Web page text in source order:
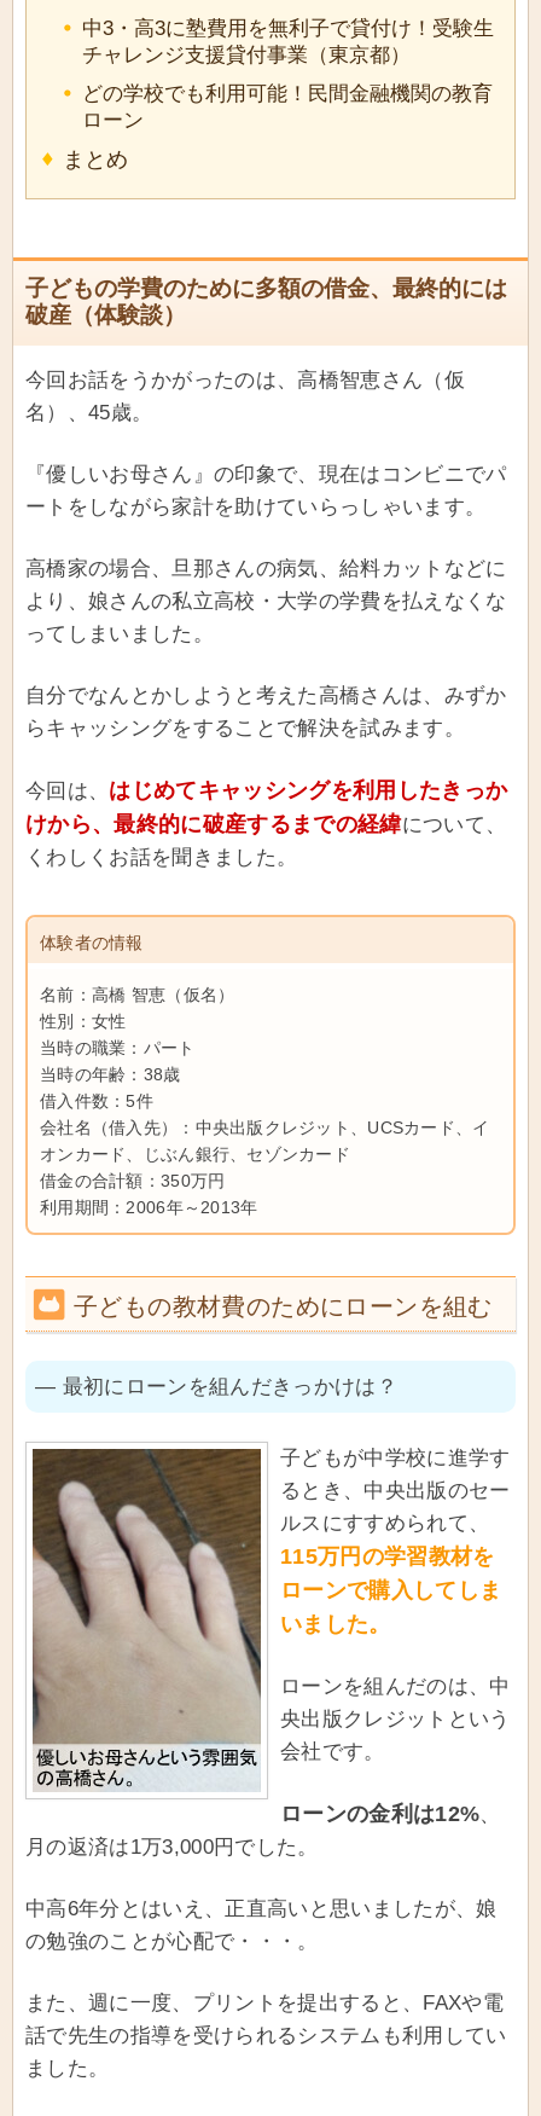
中3・高3に塾費用を無利子で貸付け！受験生
チャレンジ支援貸付事業（東京都）
どの学校でも利用可能！民間金融機関の教育
ローン
まとめ
子どもの学費のために多額の借金、最終的には
破産（体験談）
今回お話をうかがったのは、高橋智恵さん（仮
名）、45歳。
『優しいお母さん』の印象で、現在はコンビニでパ
ートをしながら家計を助けていらっしゃいます。
高橋家の場合、旦那さんの病気、給料カットなどに
より、娘さんの私立高校・大学の学費を払えなくな
ってしまいました。
自分でなんとかしようと考えた高橋さんは、みずか
らキャッシングをすることで解決を試みます。
今回は、 はじめてキャッシングを利用したきっか
けから、最終的に破産するまでの経緯について、
くわしくお話を聞きました。
体験者の情報
名前：高橋 智恵（仮名）
性別：女性
当時の職業：パート
当時の年齢：38歳
借入件数：5件
会社名（借入先）：中央出版クレジット、UCSカード、イ
オンカード、じぶん銀行、セゾンカード
借金の合計額：350万円
利用期間：2006年～2013年
子どもの教材費のためにローンを組む
― 最初にローンを組んだきっかけは？
子どもが中学校に進学す
るとき、中央出版のセー
ルスにすすめられて、
115万円の学習教材を
ローンで購入してしま
いました。
ローンを組んだのは、中
央出版クレジットという
会社です。
ローンの金利は12%、
月の返済は1万3,000円でした。
中高6年分とはいえ、正直高いと思いましたが、娘
の勉強のことが心配で・・・。
また、週に一度、プリントを提出すると、FAXや電
話で先生の指導を受けられるシステムも利用してい
ました。